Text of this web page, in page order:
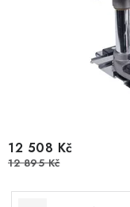
12 508 Kč
12 895 Kč